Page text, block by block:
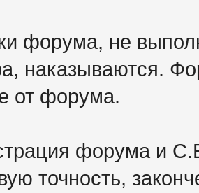
форума, не
наказываются.
от форума.
форума и
точность,